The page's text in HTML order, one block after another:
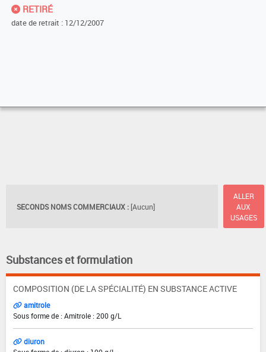
RETIRÉ
date de retrait : 12/12/2007
SECONDS NOMS COMMERCIAUX : [Aucun]
ALLER
AUX
USAGES
Substances et formulation
COMPOSITION (DE LA SPÉCIALITÉ) EN SUBSTANCE ACTIVE
amitrole
Sous forme de : Amitrole : 200 g/L
diuron